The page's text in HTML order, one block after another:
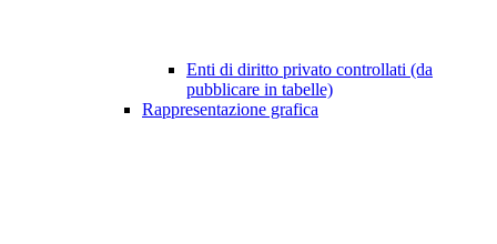
Enti di diritto privato controllati (da
pubblicare in tabelle)
Rappresentazione grafica